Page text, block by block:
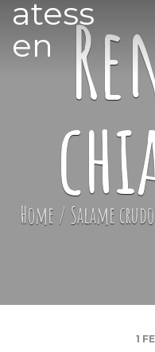
Home / Salame
1